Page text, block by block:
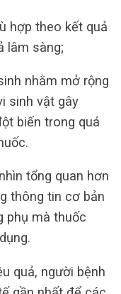
hợp theo kết quả
lâm sàng;
nhằm mở rộng
sinh vật gây
biến trong quá
tổng quan hơn
thông tin cơ bản
phụ mà thuốc
quả, người bệnh